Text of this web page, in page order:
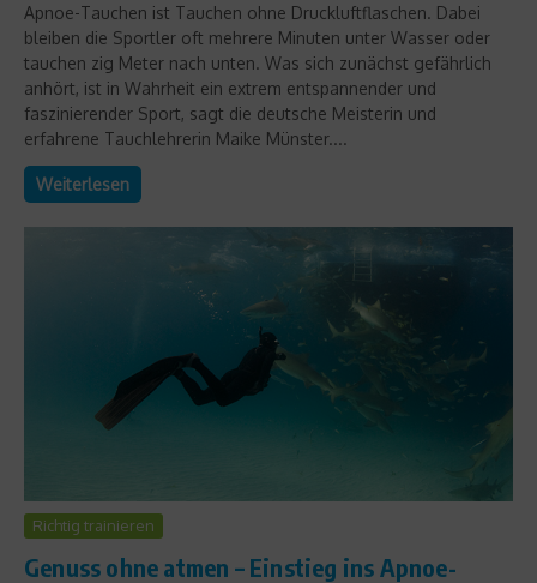
Apnoe-Tauchen ist Tauchen ohne Druckluftflaschen. Dabei
bleiben die Sportler oft mehrere Minuten unter Wasser oder
tauchen zig Meter nach unten. Was sich zunächst gefährlich
anhört, ist in Wahrheit ein extrem entspannender und
faszinierender Sport, sagt die deutsche Meisterin und
erfahrene Tauchlehrerin Maike Münster....
Weiterlesen
Richtig trainieren
Genuss ohne atmen – Einstieg ins Apnoe-